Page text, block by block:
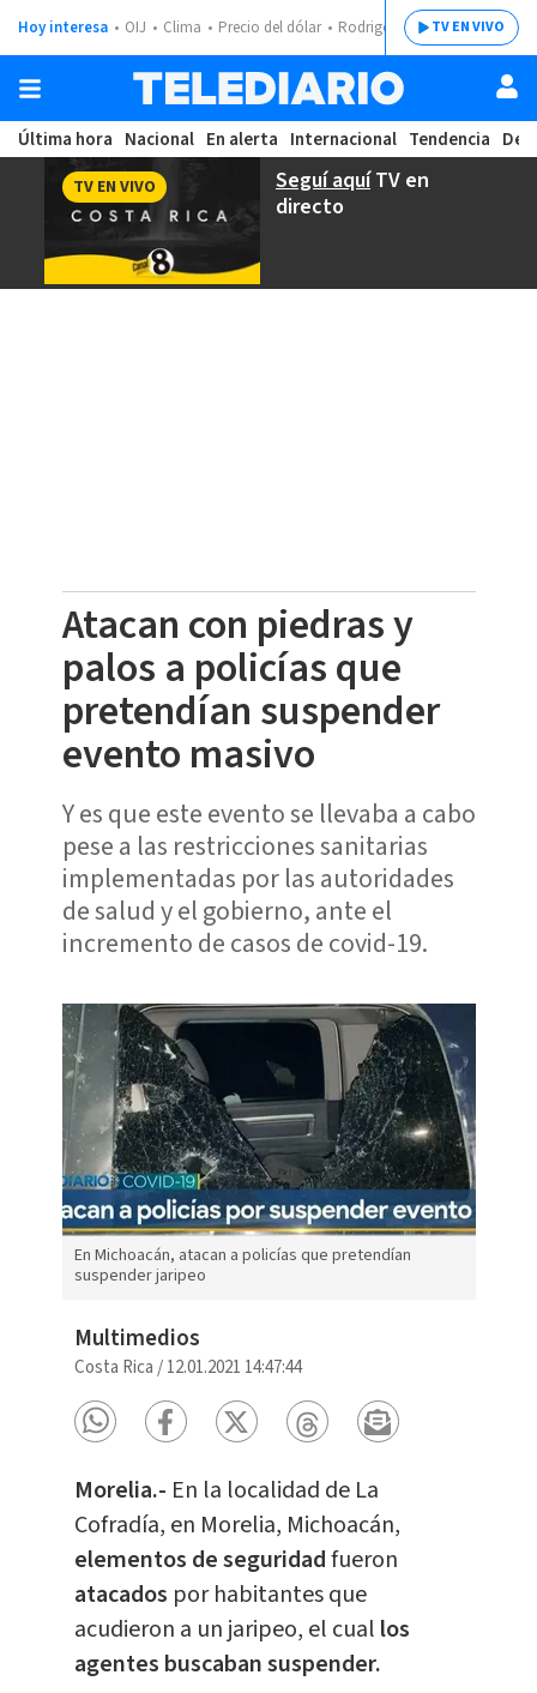
Hoy interesa OIJ Clima Precio del dólar Rodrigo ChavesTV EN VIVO
Última hora Nacional En alerta Internacional Tendencia
Seguí aquíTV en
directo
TV EN VIVO
Atacan con piedras y
palos a policías que
pretendían suspender
evento masivo
Y es que este evento se llevaba a cabo
pese a las restricciones sanitarias
implementadas por las autoridades
de salud y el gobierno, ante el
incremento de casos de covid-19.
En Michoacán, atacan a policías que pretendían
suspender jaripeo
Multimedios
Costa Rica /12.01.2021 14:47:44
Morelia.- En la localidad de La
Cofradía, en Morelia, Michoacán,
elementos de seguridadfueron
atacados por habitantes que
acudieron a un jaripeo, el cual los
agentes buscaban suspender.